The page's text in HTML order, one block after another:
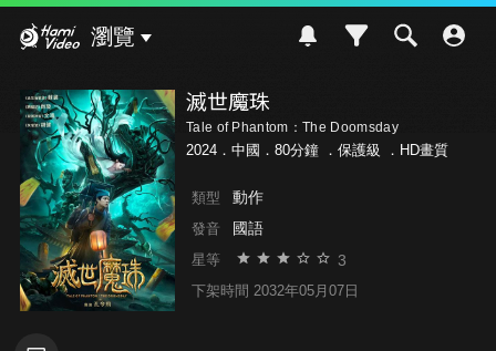
瀏覽
滅世魔珠
Tale of Phantom：The Doomsday
2024．中國．80分鐘 ． 保護級 ．HD畫質
類型 動作
發音 國語
星等 3
下架時間 2032年05月07日